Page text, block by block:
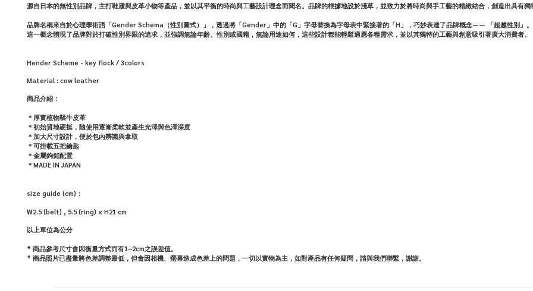
源自日本的無性別品牌，主打鞋履與皮革小物等產品，並以其平衡的時尚與工藝設計理念而聞名。品牌的根據地設於淺草，並致力於將時尚與手工藝的精緻結合，創造出具有獨
品牌名稱來自於心理學術語「Gender Schema（性別圖式）」，透過將「Gender」中的「G」字母替換為字母表中緊接著的「H」，巧妙表達了品牌概念—— 「超越性別」。
這一概念體現了品牌對於打破性別界限的追求，並強調無論年齡、性別或國籍，無論用途如何，這些設計都能輕鬆適應各種需求，並以其獨特的工藝與創意吸引著廣大消費者。
Hender Scheme - key flock / 3colors
Material : cow leather
商品介紹：
＊厚實植物鞣牛皮革
＊初始質地硬挺，隨使用逐漸柔軟並產生光澤與色澤深度
＊加大尺寸設計，便於包內辨識與拿取
＊可掛載五把鑰匙
＊金屬鉤釦配置
＊MADE IN JAPAN
size guide (cm)：
W2.5 (belt) , 5.5 (ring) × H21 cm
以上單位為公分
* 商品參考尺寸會因衡量方式而有1~2cm之誤差值。
* 商品照片已盡量將色差調整最低，但會因相機、螢幕造成色差上的問題，一切以實物為主，如對產品有任何疑問，請與我們聯繫，謝謝。